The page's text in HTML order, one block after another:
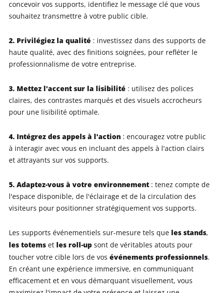
concevoir vos supports, identifiez le message clé que vous
souhaitez transmettre à votre public cible.
2. Privilégiez la qualité : investissez dans des supports de
haute qualité, avec des finitions soignées, pour refléter le
professionnalisme de votre entreprise.
3. Mettez l'accent sur la lisibilité : utilisez des polices
claires, des contrastes marqués et des visuels accrocheurs
pour une lisibilité optimale.
4. Intégrez des appels à l'action: encouragez votre public
à interagir avec vous en incluant des appels à l'action clairs
et attrayants sur vos supports.
5. Adaptez-vous à votre environnement: tenez compte de
l'espace disponible, de l'éclairage et de la circulation des
visiteurs pour positionner stratégiquement vos supports.
Les supports événementiels sur-mesure tels que les stands,
les totemset les roll-upsont de véritables atouts pour
toucher votre cible lors de vos événements professionnels.
En créant une expérience immersive, en communiquant
efficacement et en vous démarquant visuellement, vous